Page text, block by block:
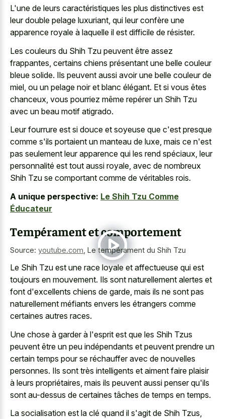
L'une de leurs caractéristiques les plus distinctives est
leur double pelage luxuriant, qui leur confère une
apparence royale à laquelle il est difficile de résister.
Les couleurs du Shih Tzu peuvent être assez
frappantes, certains chiens présentant une belle couleur
bleue solide. Ils peuvent aussi avoir une belle couleur de
miel, ou un pelage noir et blanc élégant. Et si vous êtes
chanceux, vous pourriez même repérer un Shih Tzu
avec un beau motif atigrado.
Leur fourrure est si douce et soyeuse que c'est presque
comme s'ils portaient un manteau de luxe, mais ce n'est
pas seulement leur apparence qui les rend spéciaux, leur
personnalité est tout aussi royale, avec de nombreux
Shih Tzu se comportant comme de véritables rois.
A unique perspective: Le Shih Tzu Comme
Éducateur
Tempérament et comportement
Source: youtube.com Le tempérament du Shih Tzu
Le Shih Tzu est une race loyale et affectueuse qui est
toujours en mouvement. Ils sont naturellement alertes et
font d'excellents chiens de garde, mais ils ne sont pas
naturellement méfiants envers les étrangers comme
certaines autres races.
Une chose à garder à l'esprit est que les Shih Tzus
peuvent être un peu indépendants et peuvent prendre un
certain temps pour se réchauffer avec de nouvelles
personnes. Ils sont très intelligents et aiment faire plaisir
à leurs propriétaires, mais ils peuvent aussi penser qu'ils
sont au-dessus de certaines tâches de temps en temps.
La socialisation est la clé quand il s'agit de Shih Tzus,